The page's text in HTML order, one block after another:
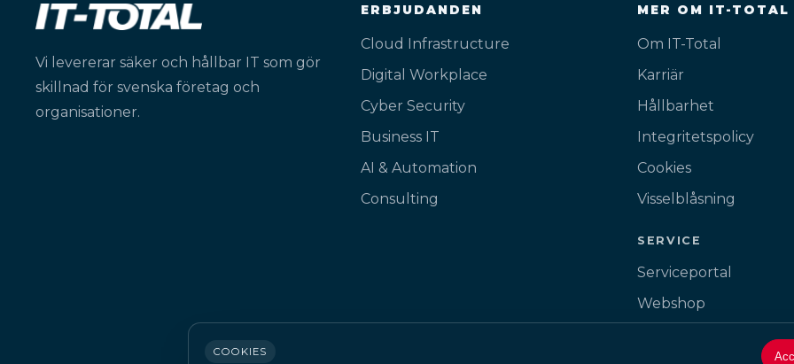
Vi levererar säker och hållbar IT som gör
skillnad för svenska företag och
organisationer.
ERBJUDANDEN
Cloud Infrastructure
Digital Workplace
Cyber Security
Business IT
AI & Automation
Consulting
MER OM IT-TOTAL
Om IT-Total
Karriär
Hållbarhet
Integritetspolicy
Cookies
Visselblåsning
SERVICE
Serviceportal
Webshop
COOKIES